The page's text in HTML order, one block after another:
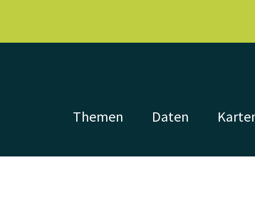
Themen Daten